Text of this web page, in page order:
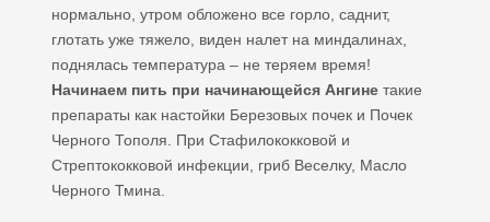
нормально, утром обложено все горло, саднит,
глотать уже тяжело, виден налет на миндалинах,
поднялась температура – не теряем время!
Начинаем пить при начинающейся Ангинетакие
препараты как настойки Березовых почек и Почек
Черного Тополя. При Стафилококковой и
Стрептококковой инфекции, гриб Веселку, Масло
Черного Тмина.